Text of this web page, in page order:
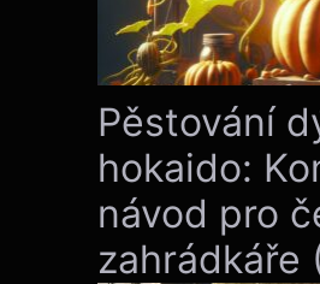
Pěstování
hokaido:
návod pro
zahrádkáře